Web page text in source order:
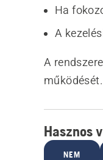
Ha
A
A
működését.
Hasznos
NEM